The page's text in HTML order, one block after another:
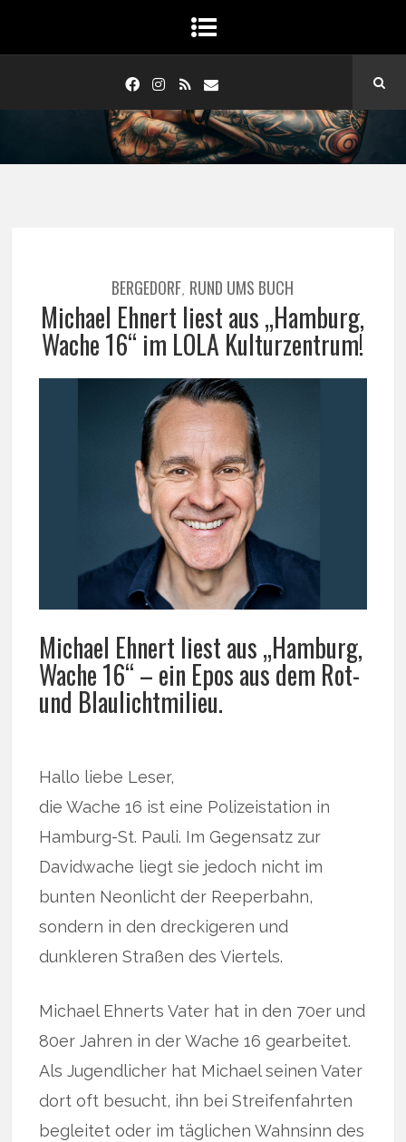
BERGEDORF, RUND UMS BUCH
Michael Ehnert Iiest aus „Hamburg,
Wache 16“ im LOLA Kulturzentrum!
Michael Ehnert liest aus „Hamburg,
Wache 16“ – ein Epos aus dem Rot-
und Blaulichtmilieu.
Hallo liebe Leser,
die Wache 16 ist eine Polizeistation in
Hamburg-St. Pauli. Im Gegensatz zur
Davidwache liegt sie jedoch nicht im
bunten Neonlicht der Reeperbahn,
sondern in den dreckigeren und
dunkleren Straßen des Viertels.
Michael Ehnerts Vater hat in den 70er und
80er Jahren in der Wache 16 gearbeitet.
Als Jugendlicher hat Michael seinen Vater
dort oft besucht, ihn bei Streifenfahrten
begleitet oder im täglichen Wahnsinn des